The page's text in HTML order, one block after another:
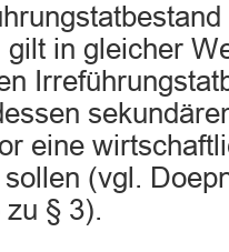
gilt in gleicher
eine
(vgl.
§ 3).